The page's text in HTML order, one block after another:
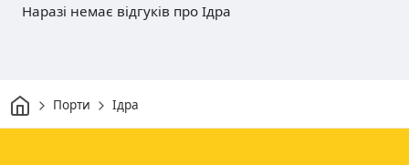
Наразі немає відгуків про Ідра
Дім Порти Ідра